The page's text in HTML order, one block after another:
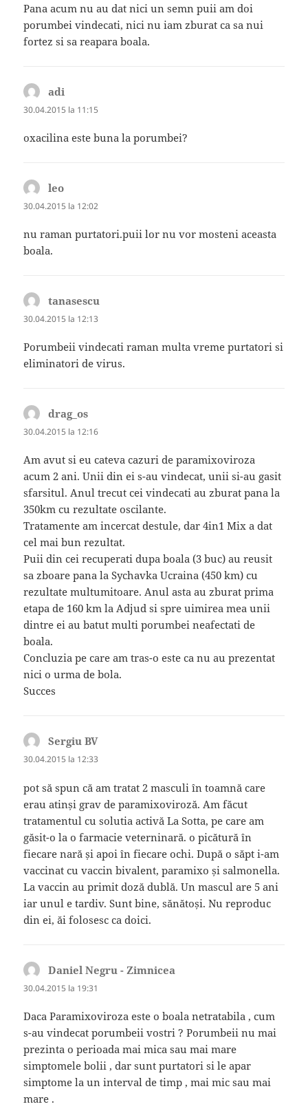
Pana acum nu au dat nici un semn puii am doi
porumbei vindecati, nici nu iam zburat ca sa nui
fortez si sa reapara boala.
adi
30.04.2015 la 11:15
oxacilina este buna la porumbei?
leo
30.04.2015 la 12:02
nu raman purtatori.puii lor nu vor mosteni aceasta
boala.
tanasescu
30.04.2015 la 12:13
Porumbeii vindecati raman multa vreme purtatori si
eliminatori de virus.
drag_os
30.04.2015 la 12:16
Am avut si eu cateva cazuri de paramixoviroza
acum 2 ani. Unii din ei s-au vindecat, unii si-au gasit
sfarsitul. Anul trecut cei vindecati au zburat pana la
350km cu rezultate oscilante.
Tratamente am incercat destule, dar 4in1 Mix a dat
cel mai bun rezultat.
Puii din cei recuperati dupa boala (3 buc) au reusit
sa zboare pana la Sychavka Ucraina (450 km) cu
rezultate multumitoare. Anul asta au zburat prima
etapa de 160 km la Adjud si spre uimirea mea unii
dintre ei au batut multi porumbei neafectati de
boala.
Concluzia pe care am tras-o este ca nu au prezentat
nici o urma de bola.
Succes
Sergiu BVspune:
30.04.2015 la 12:33
pot să spun că am tratat 2 masculi în toamnă care
erau atinși grav de paramixoviroză. Am făcut
tratamentul cu solutia activă La Sotta, pe care am
găsit-o la o farmacie veterninară. o picătură în
fiecare nară și apoi în fiecare ochi. După o săpt i-am
vaccinat cu vaccin bivalent, paramixo și salmonella.
La vaccin au primit doză dublă. Un mascul are 5 ani
iar unul e tardiv. Sunt bine, sănătoși. Nu reproduc
din ei, ăi folosesc ca doici.
Daniel Negru - Zimnicea
30.04.2015 la 19:31
Daca Paramixoviroza este o boala netratabila , cum
s-au vindecat porumbeii vostri ? Porumbeii nu mai
prezinta o perioada mai mica sau mai mare
simptomele bolii , dar sunt purtatori si le apar
simptome la un interval de timp , mai mic sau mai
mare .